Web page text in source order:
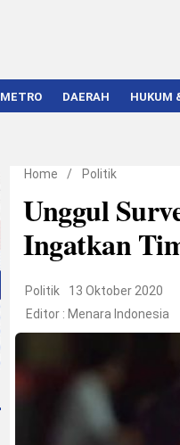
METRO DAERAH HUKUM
Home / Politik
Unggul
Ingatkan
Politik
13 Oktober 2020
Editor : Menara Indonesia